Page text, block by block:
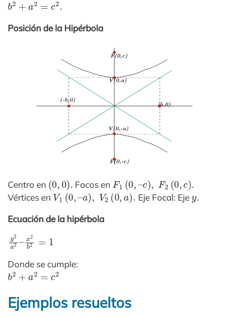
Posición de la Hipérbola
Centro en (0 0) Focos enF1 (0 ), 2(0 ,c
Vértices en V1(0 , –a),V2(0,a . Eje Focal: Ejey
Ecuación de la hipérbola
y2 2–
x2 2=
Donde se cumple:
b2+a2=c2
Ejemplos resueltos